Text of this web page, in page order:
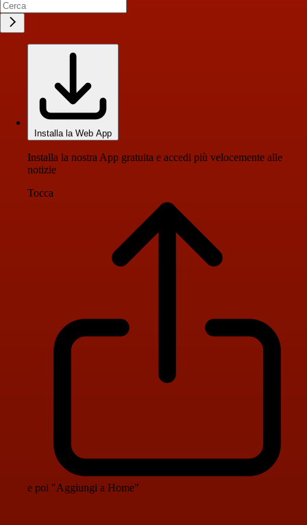
Installa la Web App
Installa la nostra App gratuita e accedi più velocemente alle
notizie
Tocca
e poi "Aggiungi a Home"